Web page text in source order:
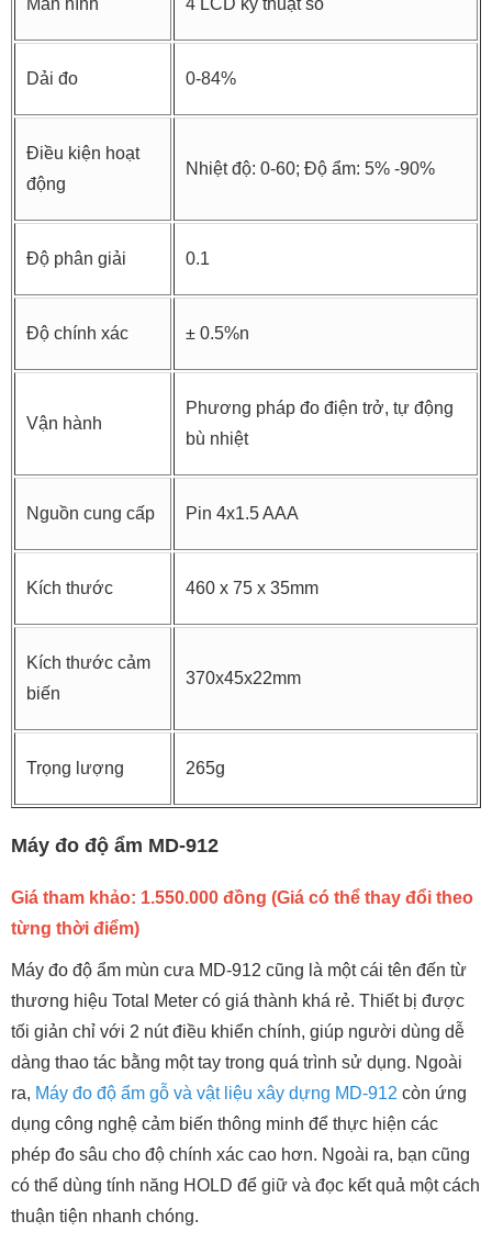
Màn hình 4 LCD kỹ thuật số
Dải đo 0-84%
Điều kiện hoạt
động
Nhiệt độ: 0-60; Độ ẩm: 5% -90%
Độ phân giải 0.1
Độ chính xác ± 0.5%n
Vận hành
Phương pháp đo điện trở, tự động
bù nhiệt
Nguồn cung cấp Pin 4x1.5 AAA
Kích thước 460 x 75 x 35mm
Kích thước cảm
biến
370x45x22mm
Trọng lượng 265g
Máy đo độ ẩm MD-912
Giá tham khảo: 1.550.000 đồng (Giá có thể thay đổi theo
từng thời điểm)
Máy đo độ ẩm mùn cưa MD-912 cũng là một cái tên đến từ
thương hiệu Total Meter có giá thành khá rẻ. Thiết bị được
tối giản chỉ với 2 nút điều khiển chính, giúp người dùng dễ
dàng thao tác bằng một tay trong quá trình sử dụng. Ngoài
ra, Máy đo độ ẩm gỗ và vật liệu xây dựng MD-912 còn ứng
dụng công nghệ cảm biến thông minh để thực hiện các
phép đo sâu cho độ chính xác cao hơn. Ngoài ra, bạn cũng
có thể dùng tính năng HOLD để giữ và đọc kết quả một cách
thuận tiện nhanh chóng.